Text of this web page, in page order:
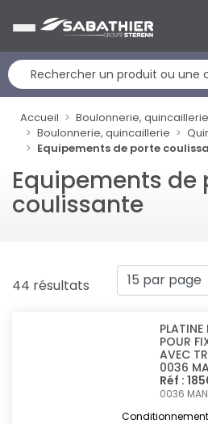
Accueil
Boulonnerie,
Boulonnerie, quincaillerie
Equipements de porte
Equipements de
coulissante
44 résultats
POUR
AVEC
0036
Réf :
0036